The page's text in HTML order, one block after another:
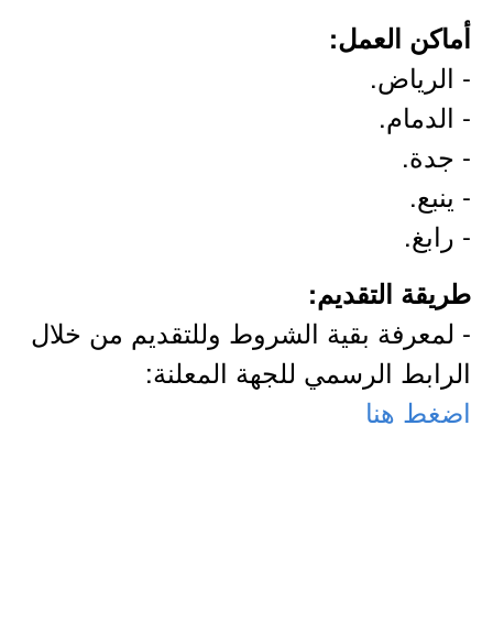
أماكن العمل:
- الرياض.
- الدمام.
- جدة.
- ينبع.
- رابغ.
طريقة التقديم:
- لمعرفة بقية الشروط وللتقديم من خلال
الرابط الرسمي للجهة المعلنة:
اضغط هنا